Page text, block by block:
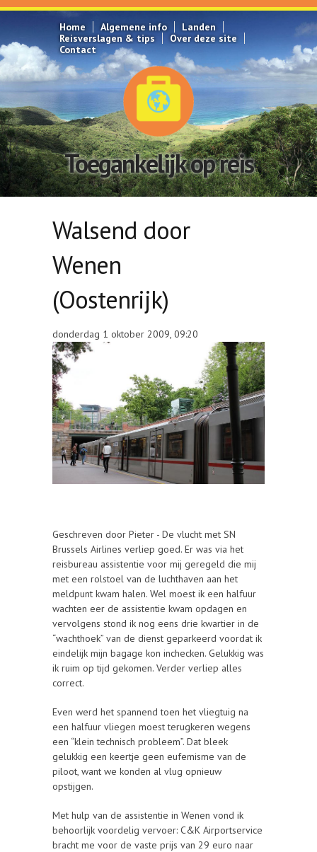
Overslaan en naar de inhoud gaan
Home
Algemene info
Landen
Reisverslagen & tips
Over deze site
Contact
Toegankelijk op reis
Walsend door
Wenen
(Oostenrijk)
donderdag 1 oktober 2009, 09:20
Geschreven door Pieter - De vlucht met SN
Brussels Airlines verliep goed. Er was via het
reisbureau assistentie voor mij geregeld die mij
met een rolstoel van de luchthaven aan het
meldpunt kwam halen. Wel moest ik een halfuur
wachten eer de assistentie kwam opdagen en
vervolgens stond ik nog eens drie kwartier in de
“wachthoek” van de dienst geparkeerd voordat ik
eindelijk mijn bagage kon inchecken. Gelukkig was
ik ruim op tijd gekomen. Verder verliep alles
correct.
Even werd het spannend toen het vliegtuig na
een halfuur vliegen moest terugkeren wegens
een “klein technisch probleem”. Dat bleek
gelukkig een keertje geen eufemisme van de
piloot, want we konden al vlug opnieuw
opstijgen.
Met hulp van de assistentie in Wenen vond ik
behoorlijk voordelig vervoer: C&K Airportservice
bracht me voor de vaste prijs van 29 euro naar